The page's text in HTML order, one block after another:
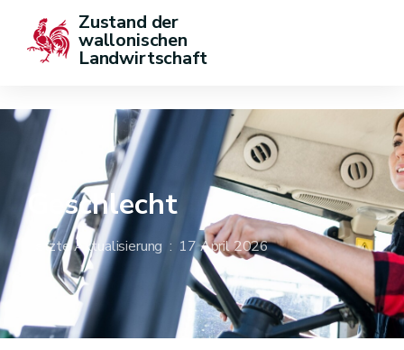
Zustand der
wallonischen
Landwirtschaft
Geschlecht
Letzte Aktualisierung : 17 April 2026